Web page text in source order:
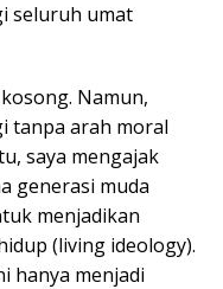
seluruh umat
Namun,
tanpa arah moral
saya mengajak
generasi muda
menjadikan
(living ideology).
hanya menjadi